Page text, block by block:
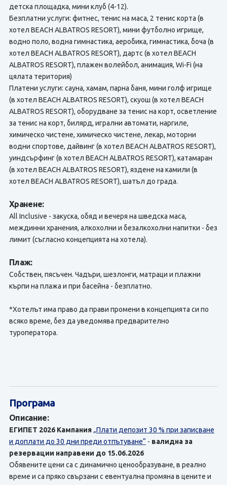
детска площадка, мини клуб (4-12).
Безплатни услуги: фитнес, тенис на маса, 2 тенис корта (в
хотел BEACH ALBATROS RESORT), мини футболно игрище,
водно поло, водна гимнастика, аеробика, гимнастика, боча (в
хотел BEACH ALBATROS RESORT), дартс (в хотел BEACH
ALBATROS RESORT), плажен волейбол, анимация, Wi-Fi (на
цялата територия)
Платени услуги: сауна, хамам, парна баня, мини голф игрище
(в хотел BEACH ALBATROS RESORT), скуош (в хотел BEACH
ALBATROS RESORT), оборудване за тенис на корт, осветление
за тенис на корт, билярд, игрални автомати, наргиле,
химическо чистене, химическо чистене, лекар, моторни
водни спортове, дайвинг (в хотел BEACH ALBATROS RESORT),
уиндсърфинг (в хотел BEACH ALBATROS RESORT), катамаран
(в хотел BEACH ALBATROS RESORT), яздене на камили (в
хотел BEACH ALBATROS RESORT), шатъл до града.
Хранене:
All Inclusive - закуска, обяд и вечеря на шведска маса,
междинни хранения, алкохолни и безалкохолни напитки - без
лимит (съгласно концепцията на хотела).
Плаж:
Собствен, пясъчен. Чадъри, шезлонги, матраци и плажни
кърпи на плажа и при басейна - безплатно.
*Хотелът има право да прави промени в концепцията си по
всяко време, без да уведомява предварително
туроператора.
Програма
Описание:
ЕГИПЕТ 2026 Кампания „Плати депозит 30 % при записване
и доплати до 30 дни преди отпътуване“ - валидна за
резервации направени до 15.06.2026
Обявените цени са с динамично ценообразуване, в реално
време и са пряко свързани с евентуална промяна в цените и